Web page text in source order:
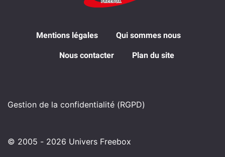
Mentions légales Qui sommes nous
Nous contacter Plan du site
Gestion de la confidentialité (RGPD)
© 2005 - 2026 Univers Freebox